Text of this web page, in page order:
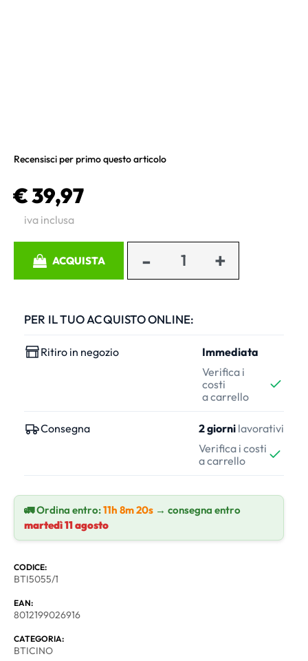
Recensisci per primo questo articolo
€ 39,97
iva inclusa
ACQUISTA
PER IL TUO ACQUISTO ONLINE:
Ritiro in negozio
Immediata
Verifica i
costi
a carrello
Consegna 2 giorni lavorativi
Verifica i costi
a carrello
🚛 Ordina entro:11h 8m 20s → consegna entro
martedì 11 agosto
CODICE:
BTI5055/1
EAN:
8012199026916
CATEGORIA:
BTICINO